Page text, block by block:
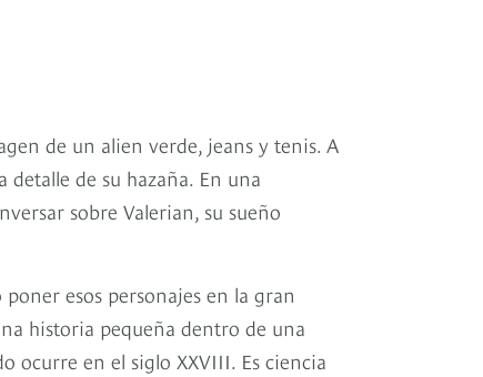
de un alien verde, jeans y tenis. A
de su hazaña. En una
sobre Valerian, su sueño
esos personajes en la gran
historia pequeña dentro de una
ocurre en el siglo XXVIII. Es ciencia